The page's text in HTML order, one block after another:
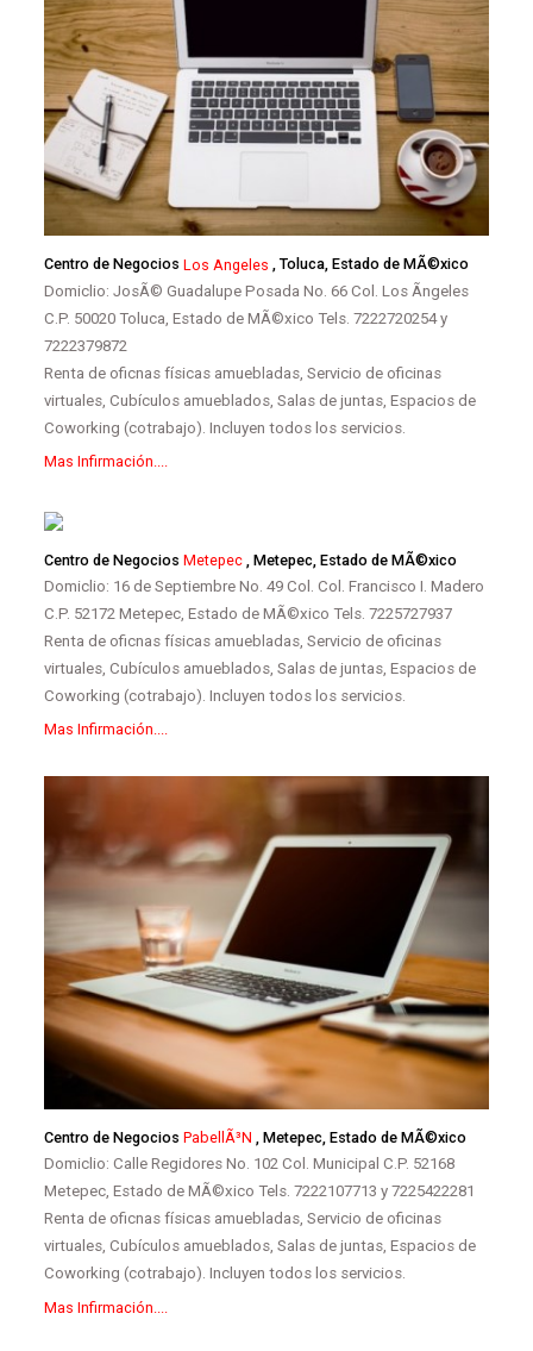
Centro de NegociosLos Angeles , Toluca, Estado de MÃ©xico
Domiclio: JosÃ© Guadalupe Posada No. 66 Col. Los Ãngeles
C.P. 50020 Toluca, Estado de MÃ©xico Tels. 7222720254 y
7222379872
Renta de oficnas físicas amuebladas, Servicio de oficinas
virtuales, Cubículos amueblados, Salas de juntas, Espacios de
Coworking (cotrabajo). Incluyen todos los servicios.
Mas Infirmación....
Centro de NegociosMetepec , Metepec, Estado de MÃ©xico
Domiclio: 16 de Septiembre No. 49 Col. Col. Francisco I. Madero
C.P. 52172 Metepec, Estado de MÃ©xico Tels. 7225727937
Renta de oficnas físicas amuebladas, Servicio de oficinas
virtuales, Cubículos amueblados, Salas de juntas, Espacios de
Coworking (cotrabajo). Incluyen todos los servicios.
Mas Infirmación....
Centro de NegociosPabellÃ³n , Metepec, Estado de MÃ©xico
Domiclio: Calle Regidores No. 102 Col. Municipal C.P. 52168
Metepec, Estado de MÃ©xico Tels. 7222107713 y 7225422281
Renta de oficnas físicas amuebladas, Servicio de oficinas
virtuales, Cubículos amueblados, Salas de juntas, Espacios de
Coworking (cotrabajo). Incluyen todos los servicios.
Mas Infirmación....